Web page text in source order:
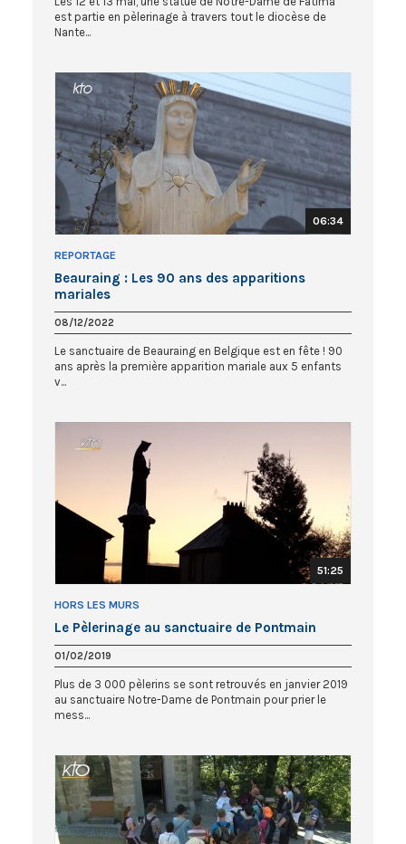
est partie en pèlerinage à travers tout le diocèse de
Nante...
06:34
REPORTAGE
Beauraing : Les 90 ans des apparitions
mariales
08/12/2022
Le sanctuaire de Beauraing en Belgique est en fête ! 90
ans après la première apparition mariale aux 5 enfants
v...
51:25
HORS LES MURS
Le Pèlerinage au sanctuaire de Pontmain
01/02/2019
Plus de 3 000 pèlerins se sont retrouvés en janvier 2019
au sanctuaire Notre-Dame de Pontmain pour prier le
mess...